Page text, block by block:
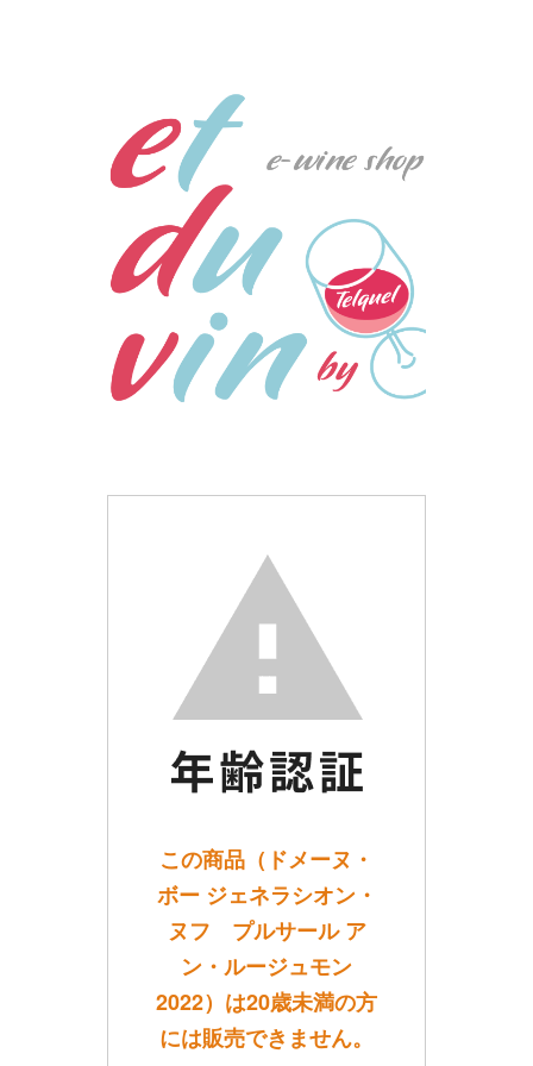
この商品（ドメーヌ・
ボー ジェネラシオン・
ヌフ プルサール ア
ン・ルージュモン
2022）は20歳未満の方
には販売できません。